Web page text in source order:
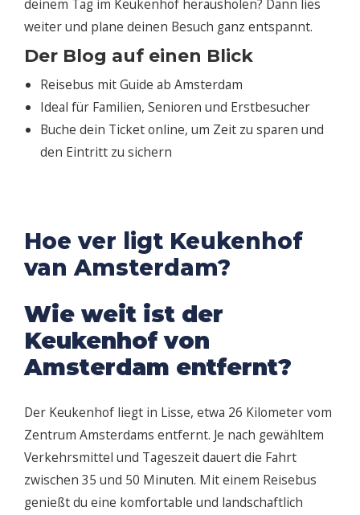
deinem Tag im Keukenhof herausholen? Dann lies
weiter und plane deinen Besuch ganz entspannt.
Der Blog auf einen Blick
Reisebus mit Guide ab Amsterdam
Ideal für Familien, Senioren und Erstbesucher
Buche dein Ticket online, um Zeit zu sparen und
den Eintritt zu sichern
Hoe ver ligt Keukenhof
van Amsterdam?
Wie weit ist der
Keukenhof von
Amsterdam entfernt?
Der Keukenhof liegt in Lisse, etwa 26 Kilometer vom
Zentrum Amsterdams entfernt. Je nach gewähltem
Verkehrsmittel und Tageszeit dauert die Fahrt
zwischen 35 und 50 Minuten. Mit einem Reisebus
genießt du eine komfortable und landschaftlich